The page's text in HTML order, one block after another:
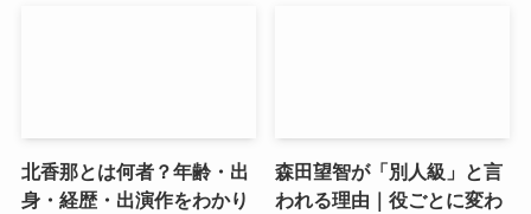
北香那とは何者？年齢・出
身・経歴・出演作をわかり
森田望智が「別人級」と言
われる理由｜役ごとに変わ